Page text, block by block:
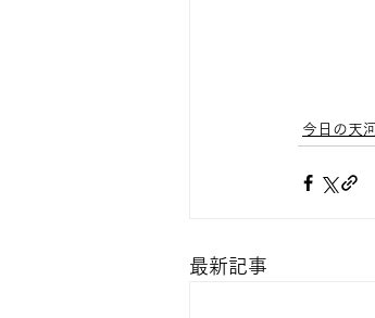
今日の天河
最新記事